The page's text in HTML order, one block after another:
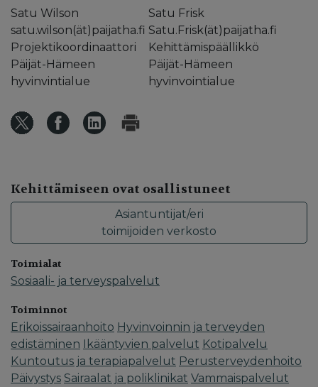
Satu Wilson
satu.wilson(ät)paijatha.fi
Projektikoordinaattori
Päijät-Hämeen
hyvinvintialue
Satu Frisk
Satu.Frisk(ät)paijatha.fi
Kehittämispäällikkö
Päijät-Hämeen
hyvinvointialue
Kehittämiseen ovat osallistuneet
Asiantuntijat/eri
toimijoiden verkosto
Toimialat
Sosiaali- ja terveyspalvelut
Toiminnot
Erikoissairaanhoito Hyvinvoinnin ja terveyden
edistäminen
Ikääntyvien palvelut Kotipalvelu
Kuntoutus ja terapiapalvelut Perusterveydenhoito
Päivystys Sairaalat ja poliklinikat Vammaispalvelut